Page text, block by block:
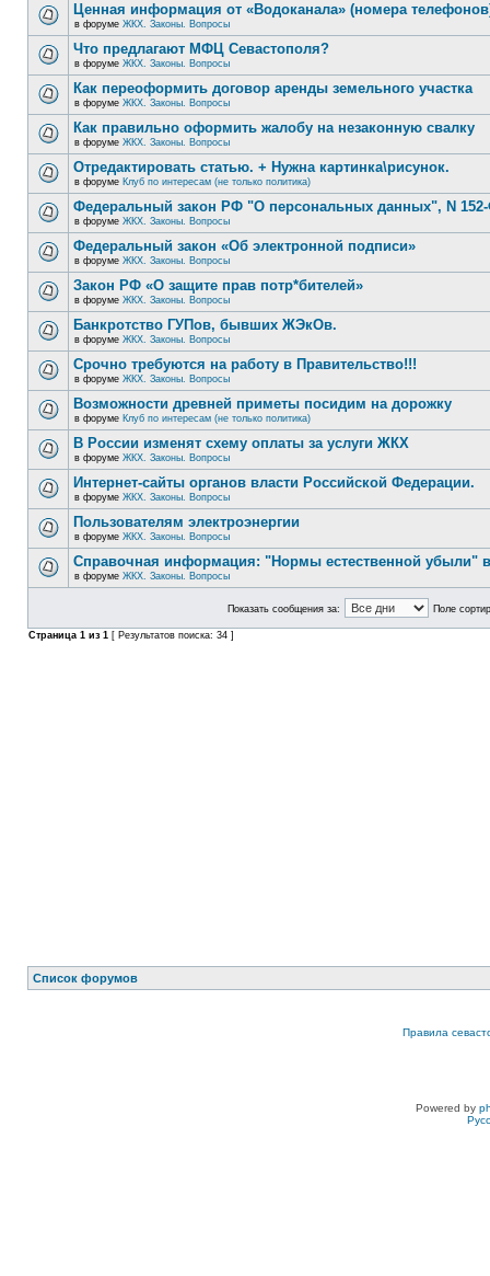
Ценная информация от «Водоканала» (номера
в форуме ЖКХ. Законы. Вопросы
Что предлагают МФЦ Севастополя?
в форуме ЖКХ. Законы. Вопросы
Как переоформить договор аренды земельного участка
в форуме ЖКХ. Законы. Вопросы
Как правильно оформить жалобу на незаконную свалку
в форуме ЖКХ. Законы. Вопросы
Отредактировать статью. + Нужна картинка\рисунок.
в форуме Клуб по интересам (не только политика)
Федеральный закон РФ "О персональных данных", N
в форуме ЖКХ. Законы. Вопросы
Федеральный закон «Об электронной подписи»
в форуме ЖКХ. Законы. Вопросы
Закон РФ «О защите прав потр*бителей»
в форуме ЖКХ. Законы. Вопросы
Банкротство ГУПов, бывших ЖЭкОв.
в форуме ЖКХ. Законы. Вопросы
Срочно требуются на работу в Правительство!!!
в форуме ЖКХ. Законы. Вопросы
Возможности древней приметы посидим на дорожку
в форуме Клуб по интересам (не только политика)
В России изменят схему оплаты за услуги ЖКХ
в форуме ЖКХ. Законы. Вопросы
Интернет-сайты органов власти Российской Федерации.
в форуме ЖКХ. Законы. Вопросы
Пользователям электроэнергии
в форуме ЖКХ. Законы. Вопросы
Справочная информация: "Нормы естественной убыли"
в форуме ЖКХ. Законы. Вопросы
Показать сообщения за: Поле
Страница 1 из 1 [ Результатов поиска: 34 ]
Список форумов
Правила
Powered by